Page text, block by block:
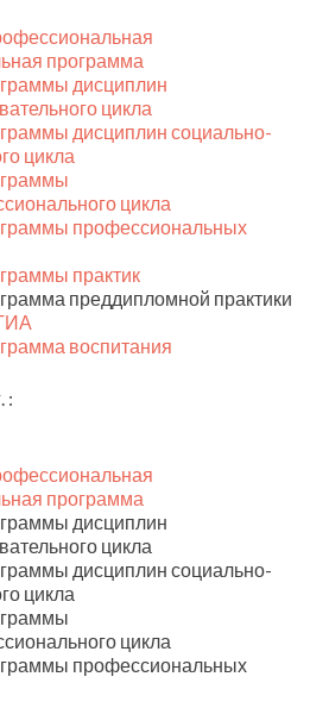
программа
дисциплин
цикла
дисциплин социально-
цикла
цикла
профессиональных
практик
преддипломной практики
воспитания
:
программа
дисциплин
цикла
дисциплин социально-
цикла
цикла
профессиональных